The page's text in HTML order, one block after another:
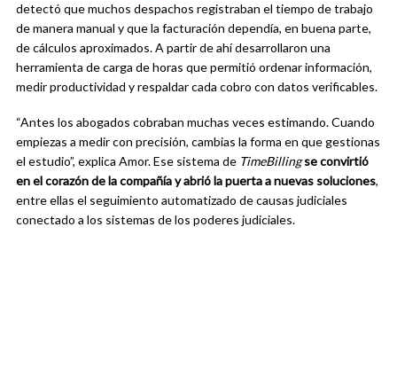
detectó que muchos despachos registraban el tiempo de trabajo
de manera manual y que la facturación dependía, en buena parte,
de cálculos aproximados. A partir de ahí desarrollaron una
herramienta de carga de horas que permitió ordenar información,
medir productividad y respaldar cada cobro con datos verificables.
“Antes los abogados cobraban muchas veces estimando. Cuando
empiezas a medir con precisión, cambias la forma en que gestionas
el estudio”, explica Amor. Ese sistema de TimeBilling se convirtió
en el corazón de la compañía y abrió la puerta a nuevas soluciones,
entre ellas el seguimiento automatizado de causas judiciales
conectado a los sistemas de los poderes judiciales.